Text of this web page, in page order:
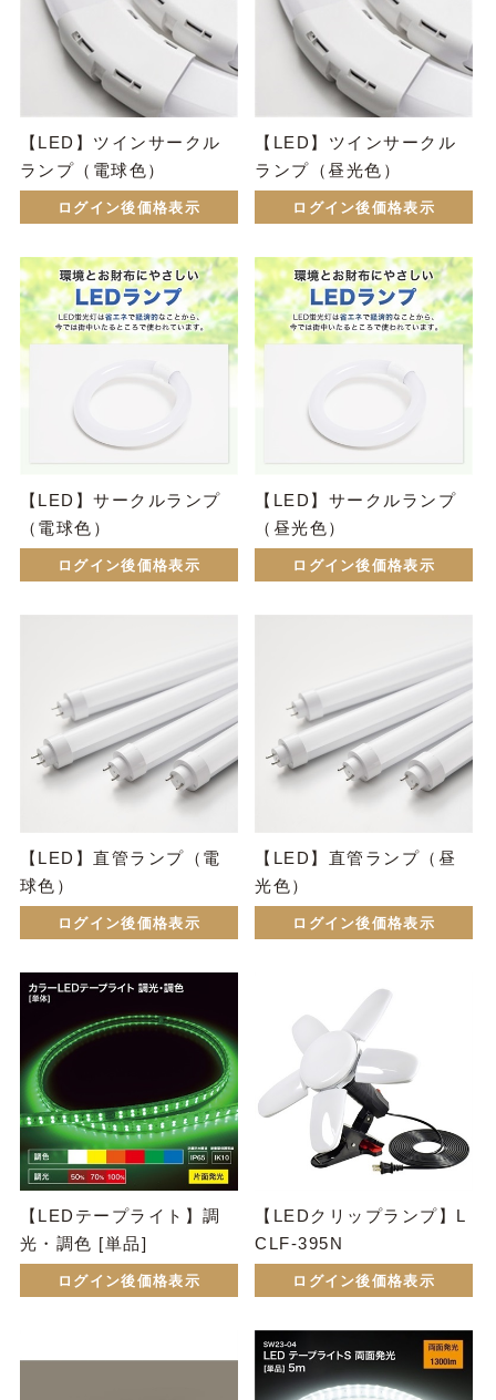
【LED】ツインサークル
ランプ（電球色）
ログイン後価格表示
【LED】ツインサークル
ランプ（昼光色）
ログイン後価格表示
【LED】サークルランプ
（電球色）
ログイン後価格表示
【LED】サークルランプ
（昼光色）
ログイン後価格表示
【LED】直管ランプ（電
球色）
ログイン後価格表示
【LED】直管ランプ（昼
光色）
ログイン後価格表示
【LEDテープライト】調
光・調色 [単品]
ログイン後価格表示
【LEDクリップランプ】L
CLF-395N
ログイン後価格表示